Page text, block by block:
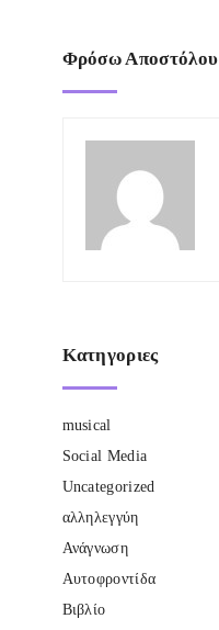
Φρόσω Αποστόλου
Κατηγοριες
musical
Social Media
Uncategorized
αλληλεγγύη
Ανάγνωση
Αυτοφροντίδα
Βιβλίο